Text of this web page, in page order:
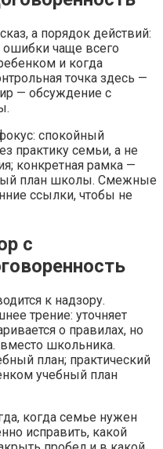
а порядок действий:
ошибки чаще всего
и когда
точка здесь —
— обсуждение с
спокойный
практику семьи, а не
конкретная рамка —
план школы. Смежные
ссылки, чтобы не
с
к надзору.
трение: уточняет
о правилах, но
школьника.
план; практический
учебный план
когда семье нужен
исправить, какой